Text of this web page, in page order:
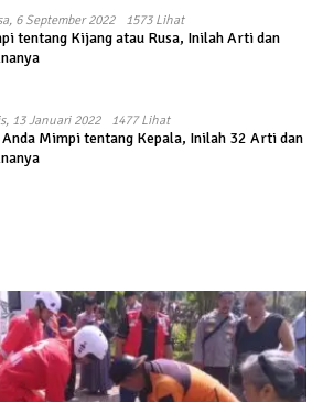
6 September 2022 1573 Lihat
tentang Kijang atau Rusa, Inilah Arti dan
13 Januari 2022 1477 Lihat
Mimpi tentang Kepala, Inilah 32 Arti dan